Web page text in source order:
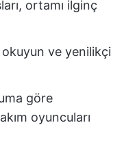
ortamı ilginç
ve yenilikçi
göre
oyuncuları